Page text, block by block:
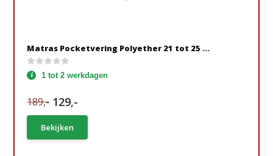
Matras Pocketvering Polyether 21 tot 25 ...
1 tot 2 werkdagen
189,- 129,-
Bekijken